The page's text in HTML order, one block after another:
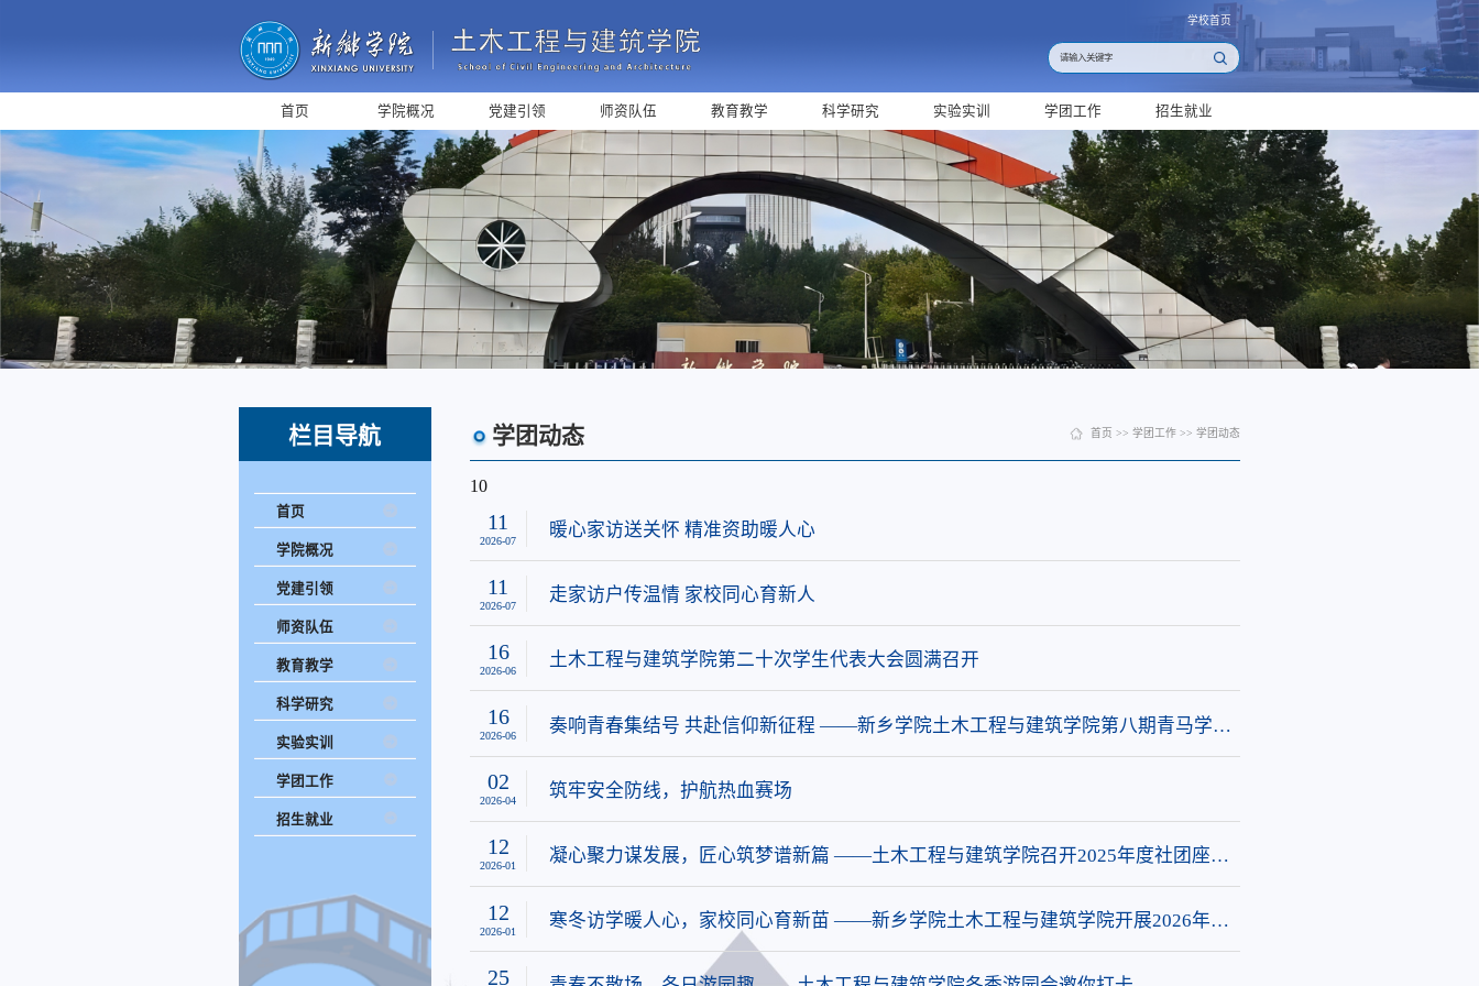
学校首页
首页 学院概况 党建引领 师资队伍 教育教学 科学研究 实验实训 学团工作 招生就业
栏目导航
首页
学院概况
党建引领
师资队伍
教育教学
科学研究
实验实训
学团工作
招生就业
学团动态 首页 >> 学团工作>> 学团动态
10
11
2026-07 暖心家访送关怀 精准资助暖人心
11
2026-07 走家访户传温情 家校同心育新人
16
2026-06 土木工程与建筑学院第二十次学生代表大会圆满召开
16
2026-06
奏响青春集结号 共赴信仰新征程 ——新乡学院土木工程与建筑学院第八期青马学院
结业典礼暨第九期培训班开班仪式顺利举行
02
2026-04 筑牢安全防线，护航热血赛场
12
2026-01
凝心聚力谋发展，匠心筑梦谱新篇 ——土木工程与建筑学院召开2025年度社团座谈
会
12
2026-01
寒冬访学暖人心，家校同心育新苗 ——新乡学院土木工程与建筑学院开展2026年冬
季家访活动
25